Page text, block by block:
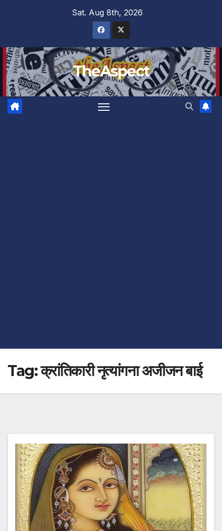
Sat. Aug 8th, 2026
TheAspect
Tag:क्रांतिकारी नृत्यांगना अजीजन बाई